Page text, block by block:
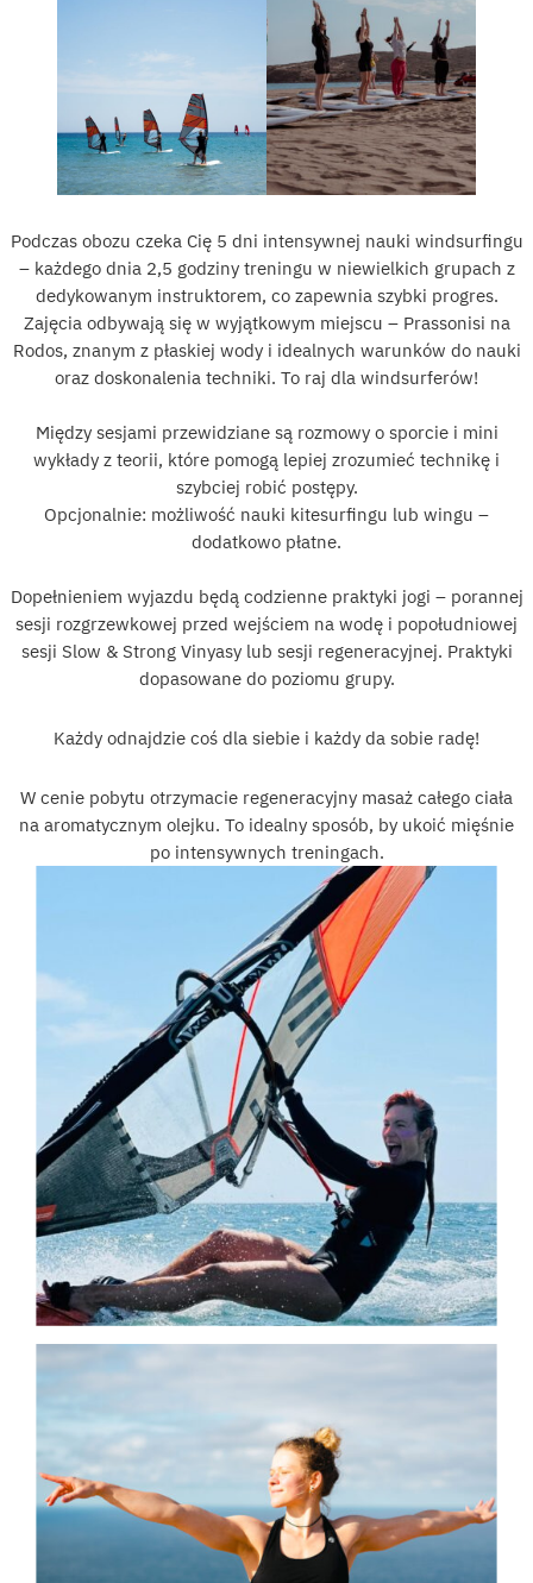
Podczas obozu czeka Cię 5 dni intensywnej nauki windsurfingu
– każdego dnia 2,5 godziny treningu w niewielkich grupach z
dedykowanym instruktorem, co zapewnia szybki progres.
Zajęcia odbywają się w wyjątkowym miejscu – Prassonisi na
Rodos, znanym z płaskiej wody i idealnych warunków do nauki
oraz doskonalenia techniki. To raj dla windsurferów!
Między sesjami przewidziane są rozmowy o sporcie i mini
wykłady z teorii, które pomogą lepiej zrozumieć technikę i
szybciej robić postępy.
Opcjonalnie: możliwość nauki kitesurfingu lub wingu –
dodatkowo płatne.
Dopełnieniem wyjazdu będą codzienne praktyki jogi – porannej
sesji rozgrzewkowej przed wejściem na wodę i popołudniowej
sesji Slow & Strong Vinyasy lub sesji regeneracyjnej. Praktyki
dopasowane do poziomu grupy.
Każdy odnajdzie coś dla siebie i każdy da sobie radę!
W cenie pobytu otrzymacie regeneracyjny masaż całego ciała
na aromatycznym olejku. To idealny sposób, by ukoić mięśnie
po intensywnych treningach.